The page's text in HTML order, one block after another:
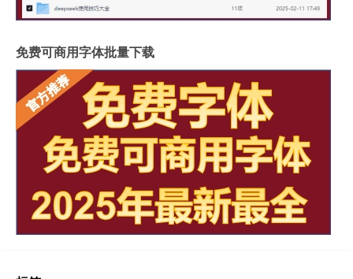
免费可商用字体批量下载